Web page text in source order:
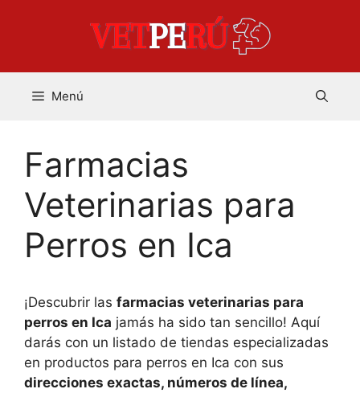
Menú
Farmacias
Veterinarias para
Perros en Ica
¡Descubrir las farmacias veterinarias para
perros en Ica jamás ha sido tan sencillo! Aquí
darás con un listado de tiendas especializadas
en productos para perros en Ica con sus
direcciones exactas, números de línea,